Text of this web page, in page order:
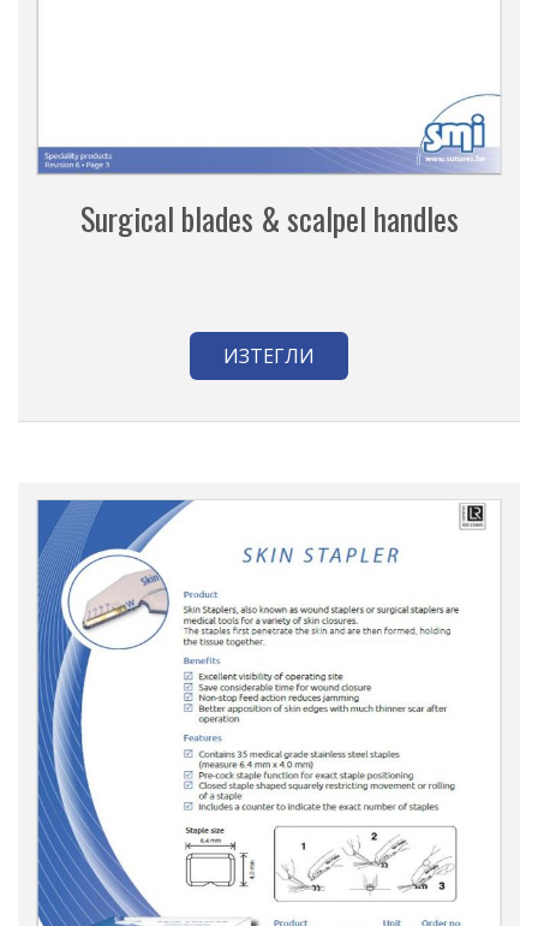
Surgical blades & scalpel handles
ИЗТЕГЛИ